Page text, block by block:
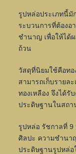
รูปหล่อประเภทนี้มั
ระบวนการที่ต้องอ
ชำนาญ เพื่อให้ได้
ถ้วน
วัสดุที่นิยมใช้คือทอ
สามารถเก็บรายล
ทองเหลือง จึงได้รั
ประดิษฐานในสถ
รูปหล่อ รัชกาลที่ 9
ศิลปะ ความชำนา
ประดิษฐานรูปหล่อ